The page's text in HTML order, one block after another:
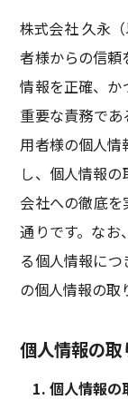
株式会社 久永
者様からの信頼
情報を正確、か
重要な責務で
用者様の個人
し、個人情報
会社への徹底
通りです。なお
る個人情報に
の個人情報の取
個人情報の
個人情報の
応募要項
久永のプラッ
スマートオフィス
お